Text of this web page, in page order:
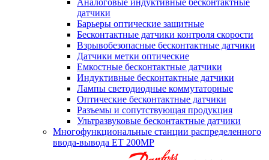
Аналоговые индуктивные бесконтактные
датчики
Барьеры оптические защитные
Бесконтактные датчики контроля скорости
Взрывобезопасные бесконтактные датчики
Датчики метки оптические
Емкостные бесконтактные датчики
Индуктивные бесконтактные датчики
Лампы светодиодные коммутаторные
Оптические бесконтактные датчики
Разъемы и сопутствующая продукция
Ультразвуковые бесконтактные датчики
Многофункциональные станции распределенного
ввода-вывода ET 200MP